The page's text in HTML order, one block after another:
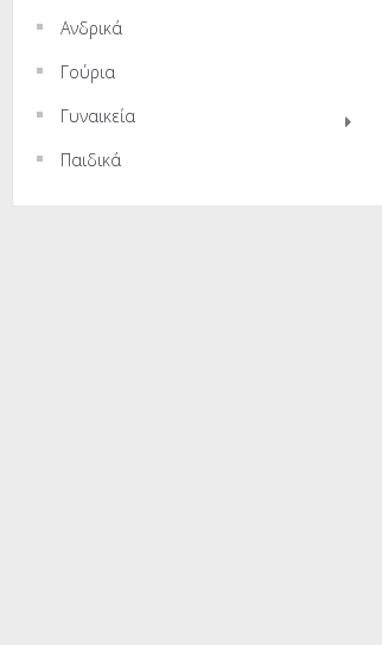
Ανδρικά
Γούρια
Γυναικεία
Παιδικά